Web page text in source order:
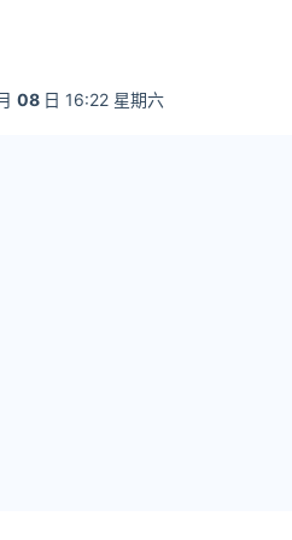
08 日 16:22 星期六